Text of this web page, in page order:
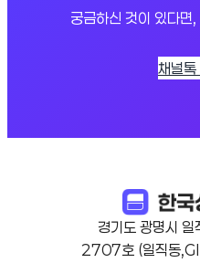
궁금하신 것이 있다면
채널톡
경기도 광명시
2707호 (일직동